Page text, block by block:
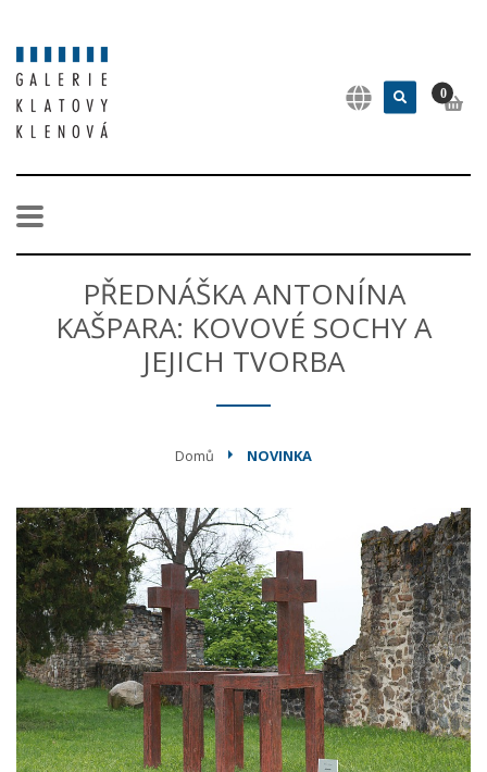
0
PŘEDNÁŠKA ANTONÍNA
KAŠPARA: KOVOVÉ SOCHY A
JEJICH TVORBA
Domů NOVINKA